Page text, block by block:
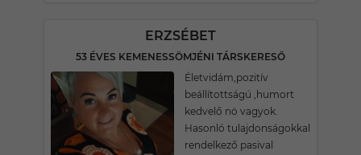
ERZSÉBET
53 ÉVES KEMENESSÖMJÉNI TÁRSKERESŐ
Életvidám,pozitív
beállítottságú ,humort
kedvelő nö vagyok.
Hasonló tulajdonságokkal
rendelkező pasival